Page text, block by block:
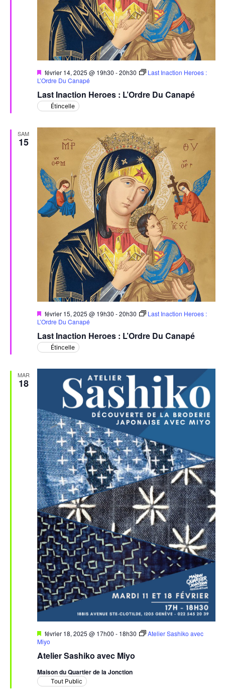
Last Inaction Heroes : L’Ordre Du Canapé
Mis
en
février 14, 2025 @ 19h30 -20h30
Last Inaction Heroes :
L’Ordre Du Canapé
Étincelle
SAM
15
Last Inaction Heroes : L’Ordre Du Canapé
Mis
en
février 15, 2025 @ 19h30 -20h30
Last Inaction Heroes :
L’Ordre Du Canapé
Étincelle
MAR
18
Atelier Sashiko avec Miyo
Mis
en
février 18, 2025 @ 17h00 - 18h30
Atelier Sashiko avec
Miyo
Maison du Quartier de la Jonction
Tout Public